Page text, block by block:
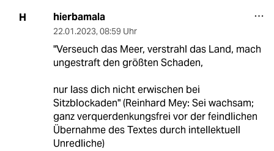
H hierbamala
22.01.2023, 08:59 Uhr
"Verseuch das Meer, verstrahl das Land, mach
ungestraft den größten Schaden,
nur lass dich nicht erwischen bei
Sitzblockaden" (Reinhard Mey: Sei wachsam;
ganz verquerdenkungsfrei vor der feindlichen
Übernahme des Textes durch intellektuell
Unredliche)